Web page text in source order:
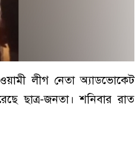
লীগ নেতা অ্যাডভোকেট
ছাত্র-জনতা। শনিবার রাত